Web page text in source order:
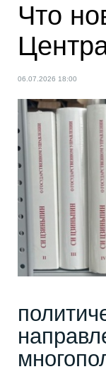
Что
06.07.2026 18:00